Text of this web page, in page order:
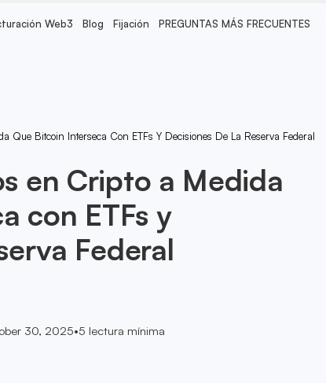
Web3 Blog Fijación PREGUNTAS MÁS FRECUENTES
Que Bitcoin Interseca Con ETFs Y Decisiones De La Reserva Federal
en Cripto a Medida
con ETFs y
Federal
30, 2025•5 lectura mínima